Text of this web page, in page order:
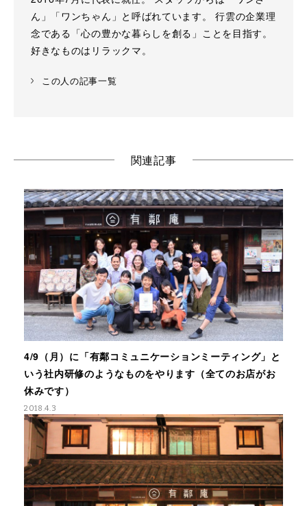
ん」「ワンちゃん」と呼ばれています。 行雲の企業理
念である「心の豊かな暮らしを創る」ことを目指す。
好きなものはリラックマ。
この人の記事一覧
関連記事
4/9（月）に「有鄰コミュニケーションミーティング」と
いう社内研修のようなものをやります（全てのお店がお
休みです）
2018.4.3